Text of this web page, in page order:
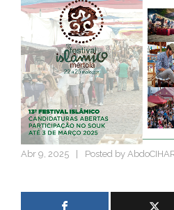
Abr 9, 2025 Posted by